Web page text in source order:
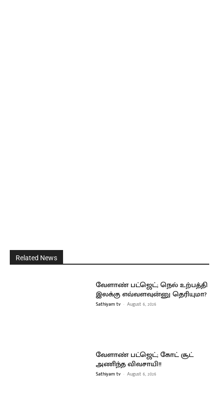
Related News
வேளாண் பட்ஜெட்; நெல் உற்பத்தி
இலக்கு எவ்வளவுன்னு தெரியுமா?
Sathiyam tv - August 6, 2026
வேளாண் பட்ஜெட்; கோட் சூட்
அணிந்த விவசாயி!!
Sathiyam tv - August 6, 2026